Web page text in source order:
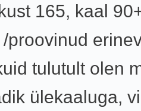
165, kaal
proovinud
tulutult olen
ülekaaluga,